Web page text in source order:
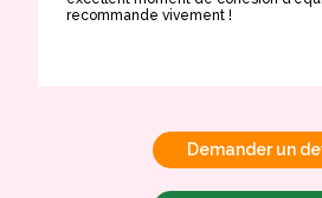
recommande vivement !
Demander un